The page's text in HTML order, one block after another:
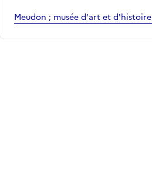
Meudon ; musée d'art et d'histoire